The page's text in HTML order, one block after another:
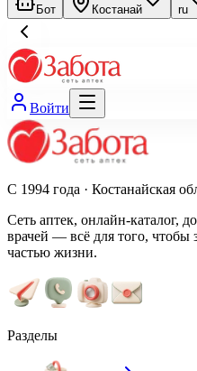
Бот Костанай ru
Войти
С 1994 года · Костанайская
Сеть аптек, онлайн-каталог,
врачей — всё для того, чтобы
частью жизни.
Разделы